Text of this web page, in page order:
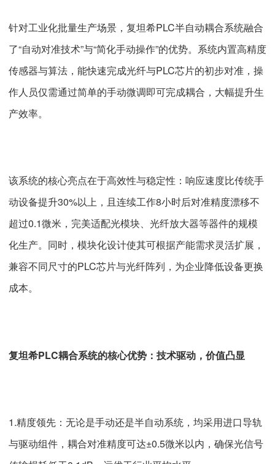
针对工业化批量生产场景，复坦希PLC半自动耦合系统融合
了“自动对准技术”与“简化手动操作”的优势。系统内置高精度
传感器与算法，能快速完成光纤与PLC芯片的初步对准，操
作人员仅需通过简单的手动微调即可完成耦合，大幅提升生
产效率。
该系统的核心亮点在于高效性与稳定性：响应速度比传统手
动设备提升30%以上，且连续工作8小时后对准精度漂移不
超过0.1微米，完美适配光模块、光纤放大器等器件的规模
化生产。同时，模块化设计使其可根据产能需求灵活扩展，
兼容不同尺寸的PLC芯片与光纤阵列，为企业降低设备更换
成本。
复坦希PLC耦合系统的核心优势：技术驱动，价值凸显
1.精度领先：无论是手动还是半自动系统，均采用进口导轨
与驱动组件，耦合对准精度可达±0.5微米以内，确保光信号